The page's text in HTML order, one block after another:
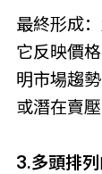
最終形成
它反映價
明市場趨
或潛在賣壓
3.多頭排